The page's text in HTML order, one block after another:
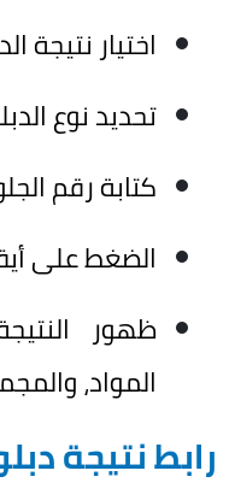
اختيار نتيجة
تحديد نوع
كتابة رقم
الضغط على
ظهور
المواد،
رابط نتيجة دبلوم